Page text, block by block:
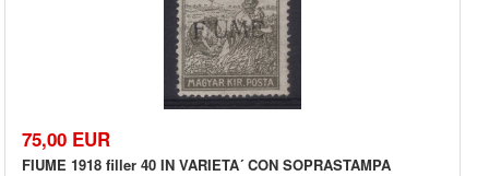
75,00 EUR
FIUME 1918 filler 40 IN VARIETA´ CON SOPRASTAMPA